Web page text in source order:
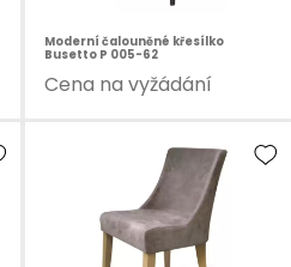
Moderní čalouněné křesílko
Busetto P 005-62
Cena na vyžádání